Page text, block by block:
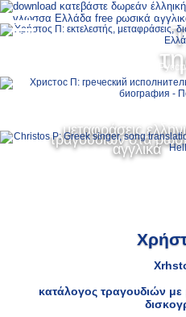
μεταφράσεις
τραγουδιών στα
αγγλικά
MENU
κατάλογος τραγουδιών με